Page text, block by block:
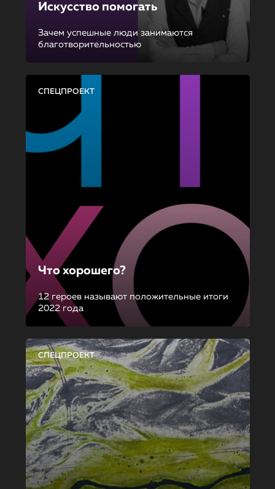
Искусство помогать
Зачем успешные люди занимаются
благотворительностью
СПЕЦПРОЕКТ
Что хорошего?
12 героев называют положительные итоги
2022 года
СПЕЦПРОЕКТ